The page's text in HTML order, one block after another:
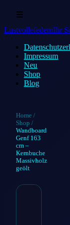
☰
LustvollefedernIhr
Impressum
Neu
Shop
Blog
Home /
Shop /
Wandboard
Genf 163
cm –
Kernbuche
Massivholz
geölt